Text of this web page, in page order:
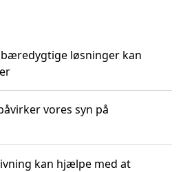
løsninger kan
vores syn på
kan hjælpe med at